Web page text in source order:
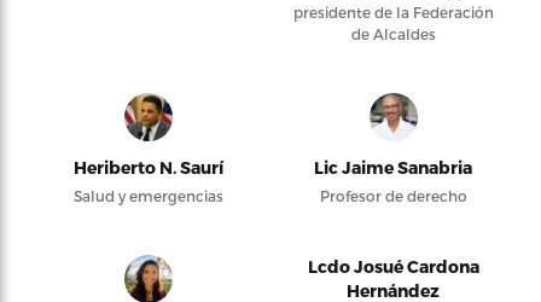
presidente de la Federación
de Alcaldes
Heriberto N. Saurí
Salud y emergencias
Lic Jaime Sanabria
Profesor de derecho
Lcdo Josué Cardona
Hernández